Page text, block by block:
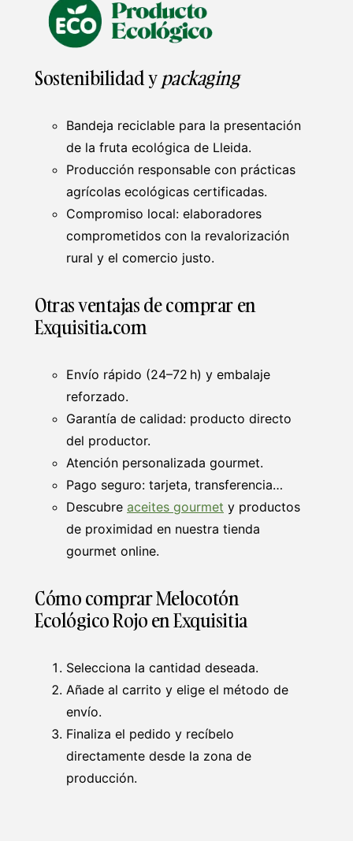
Sostenibilidad ypackaging
Bandeja reciclable para la presentación
de la fruta ecológica de Lleida.
Producción responsable con prácticas
agrícolas ecológicas certificadas.
Compromiso local: elaboradores
comprometidos con la revalorización
rural y el comercio justo.
Otras ventajas de comprar en
Exquisitia.com
Envío rápido (24–72 h) y embalaje
reforzado.
Garantía de calidad: producto directo
del productor.
Atención personalizada gourmet.
Pago seguro: tarjeta, transferencia…
Descubre aceites gourmet y productos
de proximidad en nuestra tienda
gourmet online.
Cómo comprar Melocotón
Ecológico Rojo en Exquisitia
Selecciona la cantidad deseada.
Añade al carrito y elige el método de
envío.
Finaliza el pedido y recíbelo
directamente desde la zona de
producción.